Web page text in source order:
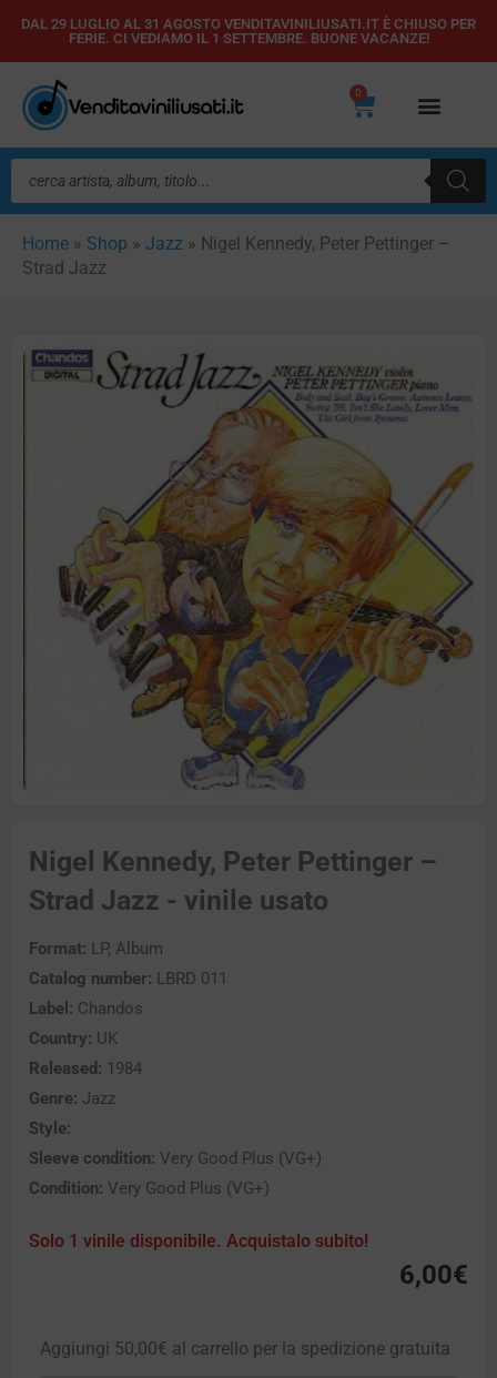
Vai
contenuto
DAL 29 LUGLIO AL 31 AGOSTO VENDITAVINILIUSATI.IT È CHIUSO PER
FERIE. CI VEDIAMO IL 1 SETTEMBRE. BUONE VACANZE!
0
Carrello
Ricerca
prodotti
Home » Shop » Jazz » Nigel Kennedy, Peter Pettinger –
Strad Jazz
Nigel Kennedy, Peter Pettinger –
Strad Jazz - vinile usato
Format: LP, Album
Catalog number: LBRD 011
Label: Chandos
Country: UK
Released: 1984
Genre: Jazz
Style:
Sleeve condition: Very Good Plus (VG+)
Condition: Very Good Plus (VG+)
Solo 1 vinile disponibile. Acquistalo subito!
6,00€
Aggiungi 50,00€ al carrello per la spedizione gratuita